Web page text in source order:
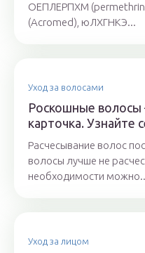
ОЕПЛЕРПХМ
(Acromed), юЛХГНКЭ...
Уход за волосами
Роскошные волосы
карточка. Узнайте
Расчесывание волос
волосы лучше не
необходимости
Уход за лицом